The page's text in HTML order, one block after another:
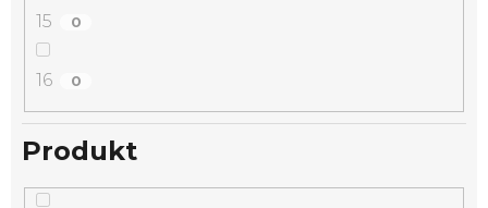
15 0
16 0
Produkt